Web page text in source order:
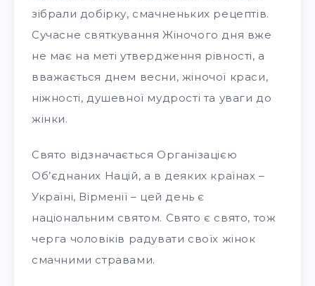
зібрали добірку, смачненьких рецептів.
Сучасне святкування Жіночого дня вже
не має на меті утвердження рівності, а
вважається днем весни, жіночої краси,
ніжності, душевної мудрості та уваги до
жінки.
Свято відзначається Організацією
Об’єднаних Націй, а в деяких країнах –
Україні, Вірменії – цей день є
національним святом. Свято є свято, тож
черга чоловіків радувати своїх жінок
смачними стравами.